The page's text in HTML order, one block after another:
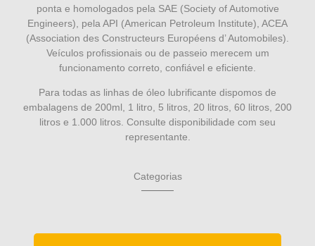
ponta e homologados pela SAE (Society of Automotive
Engineers), pela API (American Petroleum Institute), ACEA
(Association des Constructeurs Européens d’ Automobiles).
Veículos profissionais ou de passeio merecem um
funcionamento correto, confiável e eficiente.
Para todas as linhas de óleo lubrificante dispomos de
embalagens de 200ml, 1 litro, 5 litros, 20 litros, 60 litros, 200
litros e 1.000 litros. Consulte disponibilidade com seu
representante.
Categorias